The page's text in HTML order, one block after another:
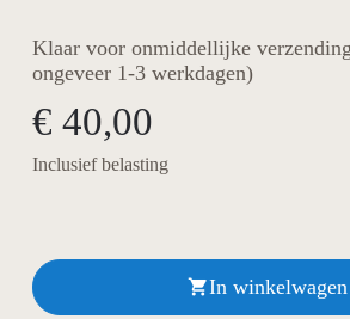
Klaar voor onmiddellijke
ongeveer 1-3 werkdagen)
€ 40,00
Inclusief belasting
In winkelwagen